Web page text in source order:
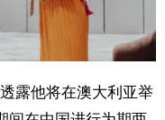
露他将在澳大利亚举